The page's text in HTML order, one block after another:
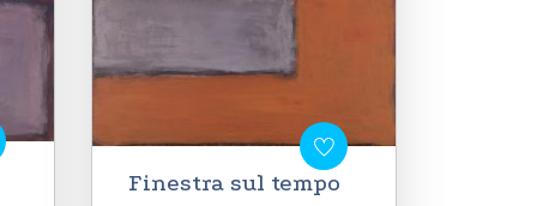
Finestra sul tempo